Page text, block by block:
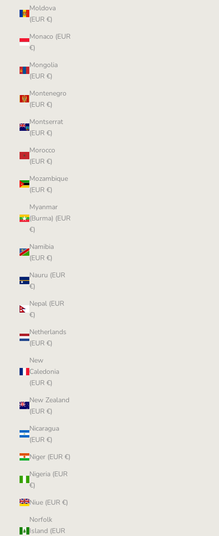
Moldova
(EUR €)
Monaco (EUR
€)
Mongolia
(EUR €)
Montenegro
(EUR €)
Montserrat
(EUR €)
Morocco
(EUR €)
Mozambique
(EUR €)
Myanmar
(Burma) (EUR
€)
Namibia
(EUR €)
Nauru (EUR
€)
Nepal (EUR
€)
Netherlands
(EUR €)
New
Caledonia
(EUR €)
New Zealand
(EUR €)
Nicaragua
(EUR €)
Niger (EUR €)
Nigeria (EUR
€)
Niue (EUR €)
Norfolk
Island (EUR